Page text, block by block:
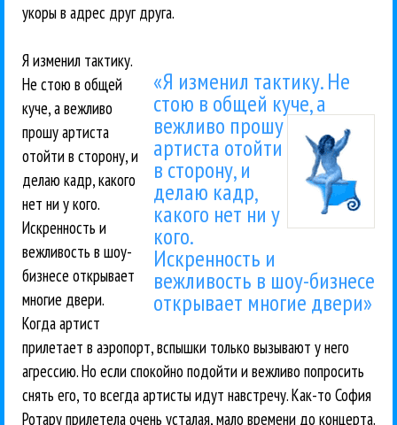
укоры в адрес друг друга.
«Я изменил тактику. Не
стою в общей куче,а
вежливо прошу
артиста отойти
в сторону, и
делаю кадр,
какого нет ни у
кого.
Искренность и
вежливость в шоу-бизнесе
открывает многие двери»
Я изменил тактику.
Не стою в общей
куче, а вежливо
прошу артиста
отойти в сторону, и
делаю кадр, какого
нет ни у кого.
Искренность и
вежливость в шоу-
бизнесе открывает
многие двери.
Когда артист
прилетает в аэропорт, вспышки только вызывают у него
агрессию. Но если спокойно подойти и вежливо попросить
снять его, то всегда артисты идут навстречу. Как-то София
Ротару прилетела очень усталая, мало времени до концерта.